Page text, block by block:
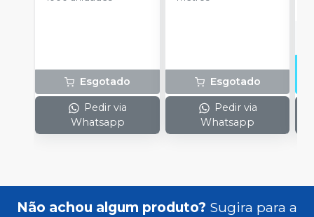
Esgotado
Pedir via
Whatsapp
Esgotado
Pedir via
Whatsapp
Não achou algum produto? Sugira para a